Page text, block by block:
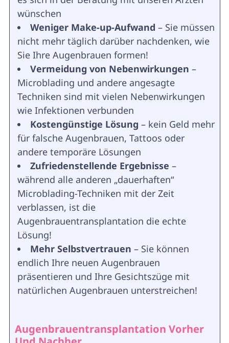
wünschen
Weniger Make-up-Aufwand – Sie müssen
nicht mehr täglich darüber nachdenken, wie
Sie Ihre Augenbrauen formen!
Vermeidung von Nebenwirkungen –
Microblading und andere angesagte
Techniken sind mit vielen Nebenwirkungen
wie Infektionen verbunden
Kostengünstige Lösung – kein Geld mehr
für falsche Augenbrauen, Tattoos oder
andere temporäre Lösungen
Zufriedenstellende Ergebnisse –
während alle anderen „dauerhaften“
Microblading-Techniken mit der Zeit
verblassen, ist die
Augenbrauentransplantation die echte
Lösung!
Mehr Selbstvertrauen – Sie können
endlich Ihre neuen Augenbrauen
präsentieren und Ihre Gesichtszüge mit
natürlichen Augenbrauen unterstreichen!
Augenbrauentransplantation Vorher